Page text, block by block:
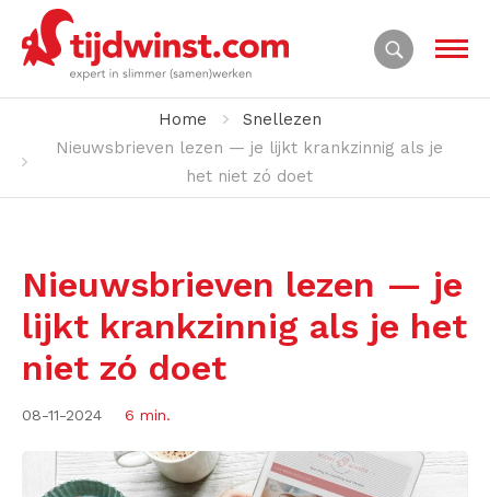
Home
Snellezen
Nieuwsbrieven lezen — je lijkt krankzinnig als je
het niet zó doet
Nieuwsbrieven lezen — je
lijkt krankzinnig als je het
niet zó doet
08-11-2024 6 min.